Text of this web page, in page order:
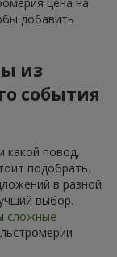
добавить
из
события
какой повод,
подобрать.
в разной
выбор.
сложные